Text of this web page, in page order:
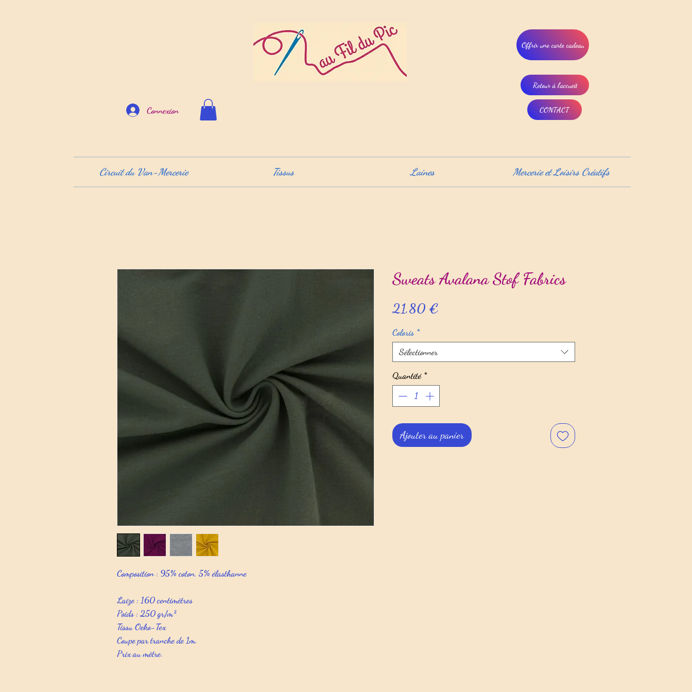
Connexion
Offrir une carte cadeau
Retour à l'accueil
CONTACT
Circuit du Van-Mercerie Tissus Laines Mercerie et Loisirs Créatifs
Composition : 95% coton, 5% élasthanne
Laize : 160 centimètres
Poids : 250 gr/m²
Tissu Oeko-Tex
Coupe par tranche de 1m.
Prix au mètre.
Sweats Avalana Stof Fabrics
21,80 €
Coloris *
Sélectionner
Quantité *
Ajouter au panier